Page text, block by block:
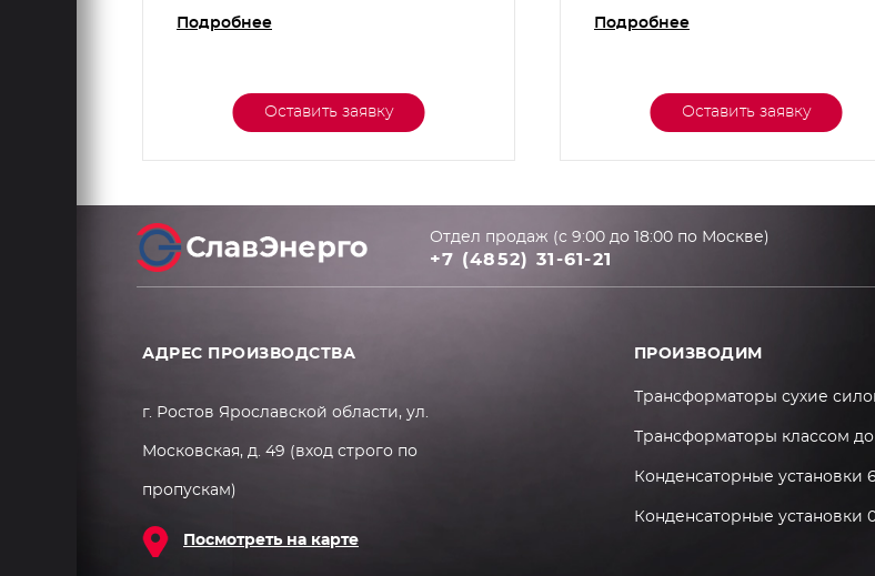
Подробнее
Оставить заявку
Подробнее
Оставить заявку
АДРЕС ПРОИЗВОДСТВА
г. Ростов Ярославской области, ул.
Московская, д. 49 (вход строго по
пропускам)
Посмотреть на карте
Отдел продаж (с 9:00 до 18:00 по Москве)
+7 (4852) 31-61-21
ПРОИЗВОДИМ
Трансформаторы сухие
Трансформаторы классом до
Конденсаторные установки
Конденсаторные установки